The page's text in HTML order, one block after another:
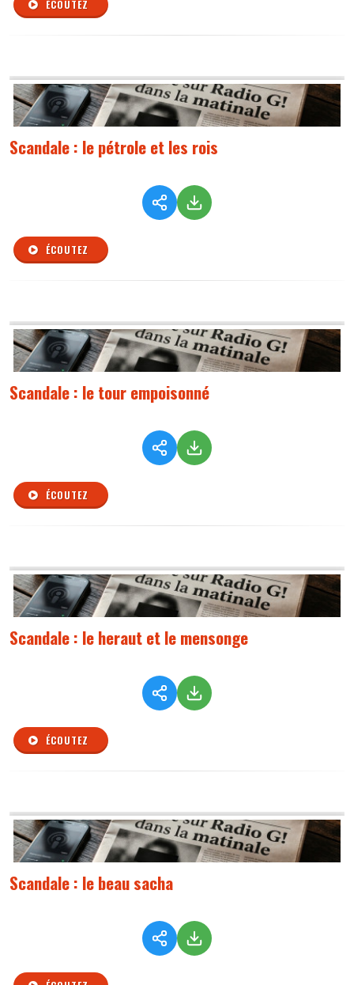
ÉCOUTEZ
Scandale : le pétrole et les rois
ÉCOUTEZ
Scandale : le tour empoisonné
ÉCOUTEZ
Scandale : le heraut et le mensonge
ÉCOUTEZ
Scandale : le beau sacha